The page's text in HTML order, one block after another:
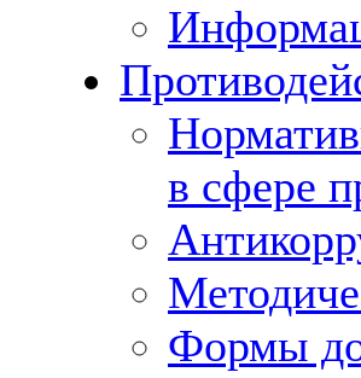
в сфере
Формы